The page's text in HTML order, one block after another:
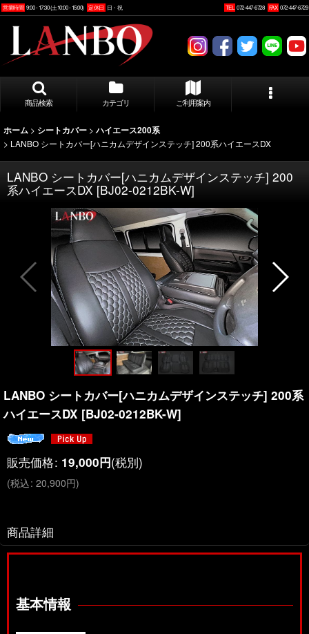
営業時間 9:00 - 17:30 (土10:00 - 15:00) 定休日 日・祝 TEL 072-447-6728 FAX 072-447-6729
商品検索 カテゴリ ご利用案内
ホーム > シートカバー > ハイエース200系
> LANBO シートカバー[ハニカムデザインステッチ] 200系ハイエースDX
LANBO シートカバー[ハニカムデザインステッチ] 200
系ハイエースDX [BJ02-0212BK-W]
LANBO シートカバー[ハニカムデザインステッチ] 200系
ハイエースDX [BJ02-0212BK-W]
販売価格: 19,000円(税別)
(税込: 20,900円)
商品詳細
基本情報